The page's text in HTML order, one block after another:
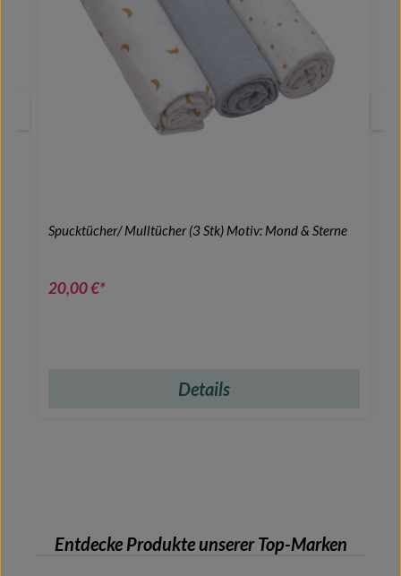
Spucktücher/ Mulltücher (3 Stk) Motiv: Mond & Sterne
20,00 €*
Details
Entdecke Produkte unserer Top-Marken